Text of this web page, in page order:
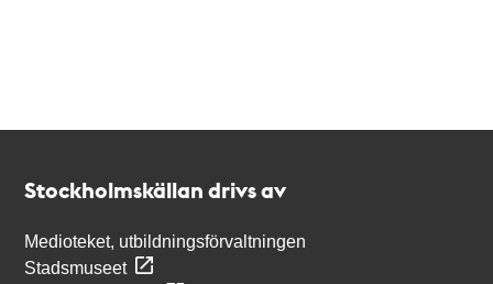
Stockholmskällan drivs av
Medioteket, utbildningsförvaltningen
Stadsmuseet